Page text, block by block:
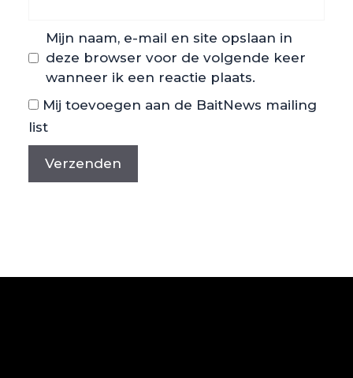
Mijn naam, e-mail en site opslaan in
deze browser voor de volgende keer
wanneer ik een reactie plaats.
Mij toevoegen aan de BaitNews mailing
list